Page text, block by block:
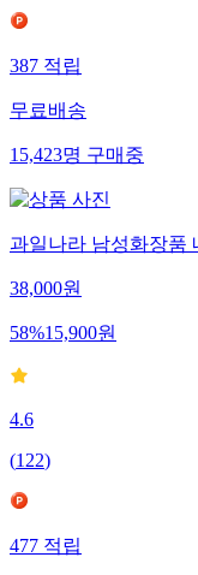
387적립
무료배송
15,423명구매중
과일나라 남성화장품
38,000원
58%15,900원
4.6
(122)
477적립